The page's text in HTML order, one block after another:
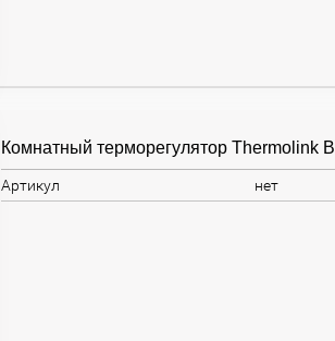
Комнатный терморегулятор Thermolink B
Артикул нет